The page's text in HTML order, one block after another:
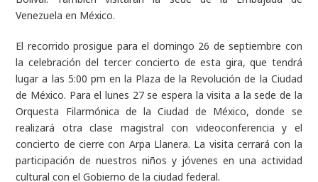
Venezuela en México.
El recorrido prosigue para el domingo 26 de septiembre con
la celebración del tercer concierto de esta gira, que tendrá
lugar a las 5:00 pm en la Plaza de la Revolución de la Ciudad
de México. Para el lunes 27 se espera la visita a la sede de la
Orquesta Filarmónica de la Ciudad de México, donde se
realizará otra clase magistral con videoconferencia y el
concierto de cierre con Arpa Llanera. La visita cerrará con la
participación de nuestros niños y jóvenes en una actividad
cultural con el Gobierno de la ciudad federal.